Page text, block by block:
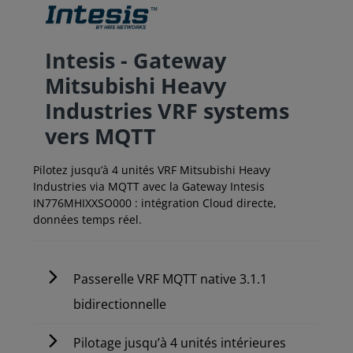
Intesis - Gateway
Mitsubishi Heavy
Industries VRF systems
vers MQTT
Pilotez jusqu’à 4 unités VRF Mitsubishi Heavy
Industries via MQTT avec la Gateway Intesis
IN776MHIXXSO000 : intégration Cloud directe,
données temps réel.
Passerelle VRF MQTT native 3.1.1
bidirectionnelle
Pilotage jusqu’à 4 unités intérieures